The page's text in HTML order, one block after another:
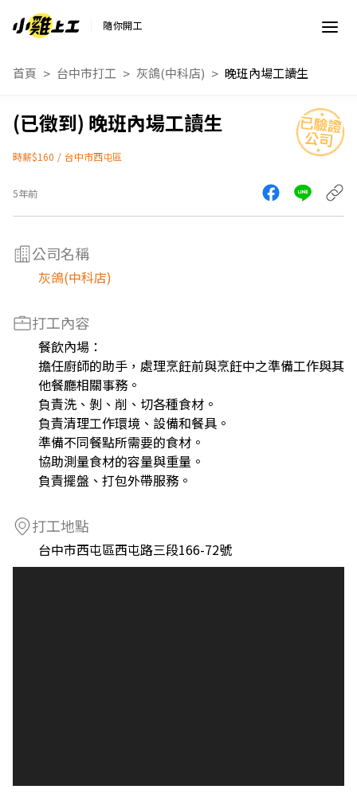
隨你開工
首頁 台中市打工 灰鴿(中科店) 晚班內場工讀生
晚班內場工讀生
時薪$160 / 台中市西屯區
5年前
公司名稱
灰鴿(中科店)
打工內容
餐飲內場：
擔任廚師的助手，處理烹飪前與烹飪中之準備工作與其
他餐廳相關事務。
負責洗、剝、削、切各種食材。
負責清理工作環境、設備和餐具。
準備不同餐點所需要的食材。
協助測量食材的容量與重量。
負責擺盤、打包外帶服務。
打工地點
台中市西屯區西屯路三段166-72號